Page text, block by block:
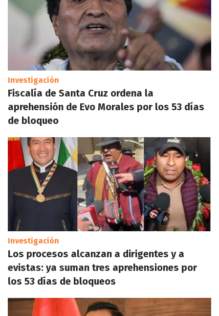
Investigación
Fiscalía de Santa Cruz ordena la
aprehensión de Evo Morales por los 53 días
de bloqueo
Investigación
Los procesos alcanzan a dirigentes y a
evistas: ya suman tres aprehensiones por
los 53 días de bloqueos